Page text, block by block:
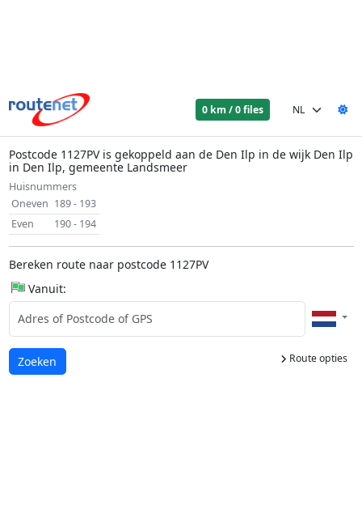
0 km / 0 files
Postcode 1127PV is gekoppeld aan de Den Ilp in de wijk Den Ilp
in Den Ilp, gemeente Landsmeer
Huisnummers
Oneven 189 - 193
Even
190 - 194
Bereken route naar postcode 1127PV
Vanuit:
Route opties
Laden...
Zoeken